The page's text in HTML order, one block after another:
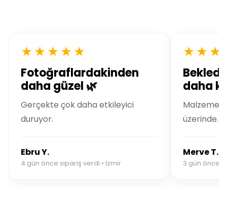
★★★★★
Fotoğraflardakinden
daha güzel 🌿
Gerçekte çok daha etkileyici
duruyor.
Ebru Y.
4 gün önce sipariş verdi • İzmir
daha
Malzeme
üzerinde.
Merve T.
3 gün önce